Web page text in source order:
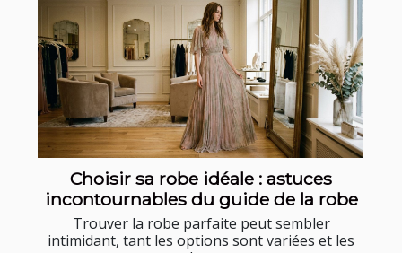
Choisir sa robe idéale : astuces
incontournables du guide de la robe
Trouver la robe parfaite peut sembler
intimidant, tant les options sont variées et les